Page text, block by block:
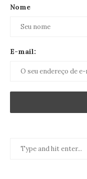
Nome
E-mail: